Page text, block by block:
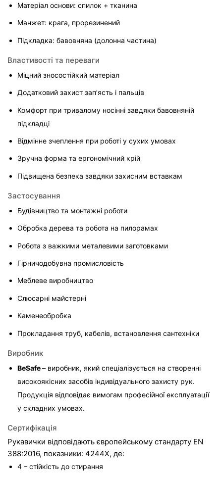
Матеріал основи: спилок + тканина
Манжет: крага, прорезинений
Підкладка: бавовняна (долонна частина)
Властивості та переваги
Міцний зносостійкий матеріал
Додатковий захист зап’ясть і пальців
Комфорт при тривалому носінні завдяки бавовняній
підкладці
Відмінне зчеплення при роботі у сухих умовах
Зручна форма та ергономічний крій
Підвищена безпека завдяки захисним вставкам
Застосування
Будівництво та монтажні роботи
Обробка дерева та робота на пилорамах
Робота з важкими металевими заготовками
Гірничодобувна промисловість
Меблеве виробництво
Слюсарні майстерні
Каменеобробка
Прокладання труб, кабелів, встановлення сантехніки
Виробник
BeSafe – виробник, який спеціалізується на створенні
високоякісних засобів індивідуального захисту рук.
Продукція відповідає вимогам професійної експлуатації
у складних умовах.
Сертифікація
Рукавички відповідають європейському стандарту EN
388:2016, показники: 4244X, де:
4 – стійкість до стирання